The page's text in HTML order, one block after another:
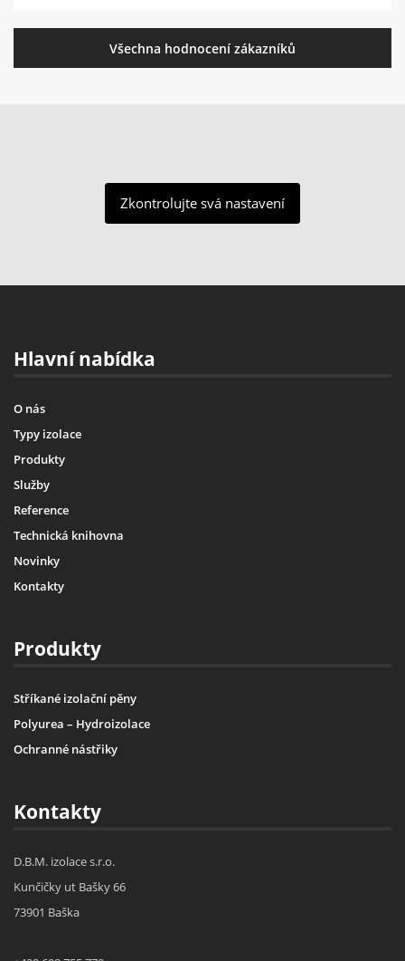
Všechna hodnocení zákazníků
Zkontrolujte svá nastavení
Hlavní nabídka
O nás
Typy izolace
Produkty
Služby
Reference
Technická knihovna
Novinky
Kontakty
Produkty
Stříkané izolační pěny
Polyurea – Hydroizolace
Ochranné nástřiky
Kontakty
D.B.M. izolace s.r.o.
Kunčičky ut Bašky 66
73901 Baška